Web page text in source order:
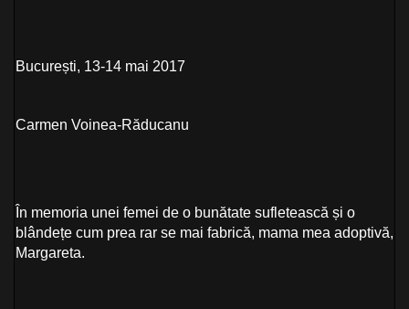
București, 13-14 mai 2017
Carmen Voinea-Răducanu
În memoria unei femei de o bunătate sufletească și o
blândețe cum prea rar se mai fabrică, mama mea adoptivă,
Margareta.